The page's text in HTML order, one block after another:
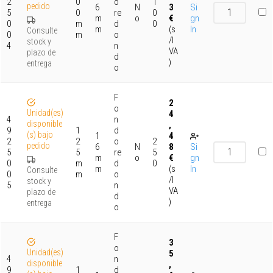
5
0
0
4
pedido
Consulte
stock y
plazo de
entrega
0
m
m
6
m
m
re
d
o
n
d
o
N
o
0
0
3
€
(s
/I
VA
)
Si
gn
In
4
9
2
5
0
0
5
Unidad(es)
disponible
(s) bajo
pedido
Consulte
stock y
plazo de
entrega
1
2
5
m
m
1
6
m
m
F
o
n
d
o
re
d
o
n
d
o
N
o
2
5
0
2
4
,
4
8
€
(s
/I
VA
)
Si
gn
In
4
9
Unidad(es)
disponible
1
F
o
n
d
3
5
,